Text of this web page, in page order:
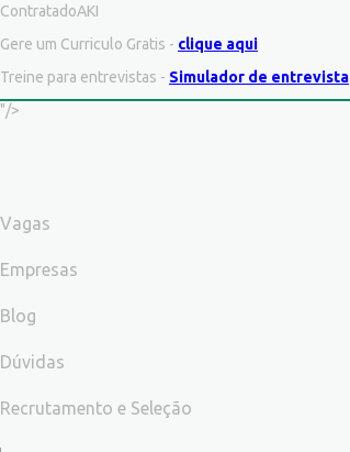
ContratadoAKI
Gere um Curriculo Gratis - clique aqui
Treine para entrevistas - Simulador de entrevista
"/>
Vagas
Empresas
Blog
Dúvidas
Recrutamento e Seleção